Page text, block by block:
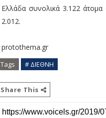
Ελλάδα συνολικά 3.122 άτομα
2.012.
protothema.gr
Tags # ΔΙΕΘΝΗ
Share This